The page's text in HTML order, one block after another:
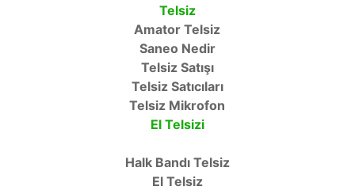
Telsiz
Amator Telsiz
Saneo Nedir
Telsiz Satışı
Telsiz Satıcıları
Telsiz Mikrofon
El Telsizi
Halk Bandı Telsiz
El Telsiz